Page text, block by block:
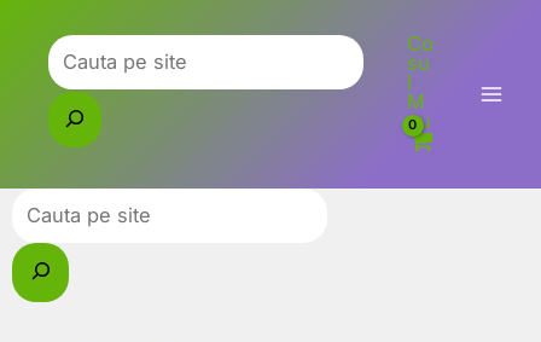
content
Caută
Co
su
l
M
eu
Caută